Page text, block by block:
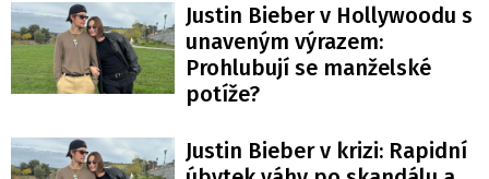
Justin Bieber v Hollywoodu s
unaveným výrazem:
Prohlubují se manželské
potíže?
Justin Bieber v krizi: Rapidní